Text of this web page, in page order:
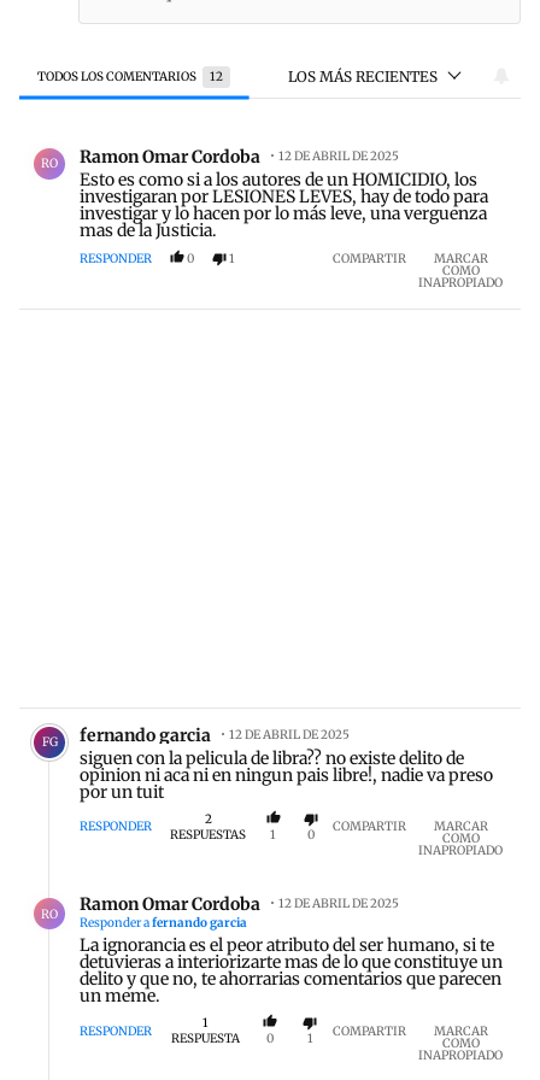
TODOS LOS COMENTARIOS 12 LOS MÁS RECIENTES
Todos los comentarios
RO Ramon Omar Cordoba 12 DE ABRIL DE 2025
Esto es como si a los autores de un HOMICIDIO, los
investigaran por LESIONES LEVES, hay de todo para
investigar y lo hacen por lo más leve, una verguenza
mas de la Justicia.
RESPONDER 0 1 COMPARTIR MARCAR
COMO
INAPROPIADO
Comentario de fernando garcia.
FG fernando garcia 12 DE ABRIL DE 2025
siguen con la pelicula de libra?? no existe delito de
opinion ni aca ni en ningun pais libre!, nadie va preso
por un tuit
RESPONDER
2
RESPUESTAS
1 0 COMPARTIR MARCAR
COMO
INAPROPIADO
RO Ramon Omar Cordoba
12 DE ABRIL DE 2025
Responder afernando garcia
La ignorancia es el peor atributo del ser humano, si te
detuvieras a interiorizarte mas de lo que constituye un
delito y que no, te ahorrarias comentarios que parecen
un meme.
RESPONDER
1
RESPUESTA
0 1 COMPARTIR MARCAR
COMO
INAPROPIADO